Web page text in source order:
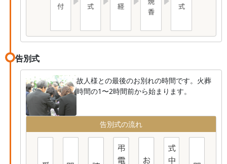
告別式
故人様との最後のお別れの時間です。火葬
時間の1〜2時間前から始まります。
告別式の流れ